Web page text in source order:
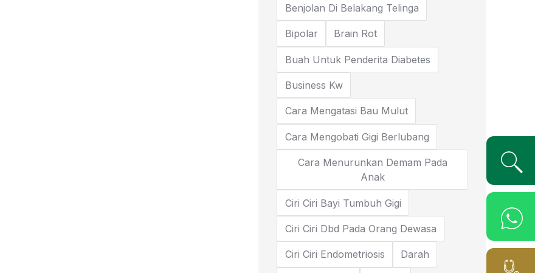
Benjolan Di Belakang Telinga
Bipolar Brain Rot
Buah Untuk Penderita Diabetes
Business Kw
Cara Mengatasi Bau Mulut
Cara Mengobati Gigi Berlubang
Cara Menurunkan Demam Pada
Anak
Ciri Ciri Bayi Tumbuh Gigi
Ciri Ciri Dbd Pada Orang Dewasa
Ciri Ciri Endometriosis Darah